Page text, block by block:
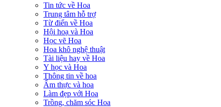
Tin tức về Hoa
Trung tâm hỗ trợ
Từ điển về Hoa
Hội hoạ và Hoa
Học vẽ Hoa
Hoa khô nghệ thuật
Tài liệu hay về Hoa
Y học và Hoa
Thông tin về hoa
Ẩm thực và hoa
Làm đẹp với Hoa
Trồng, chăm sóc Hoa